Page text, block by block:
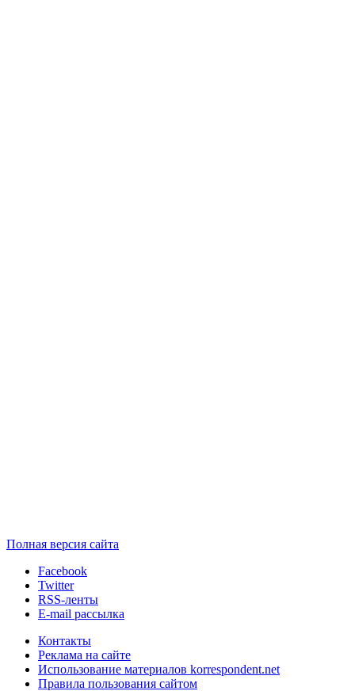
Полная версия сайта
Facebook
Twitter
RSS-ленты
E-mail рассылка
Контакты
Реклама на сайте
Использование материалов korrespondent.net
Правила пользования сайтом